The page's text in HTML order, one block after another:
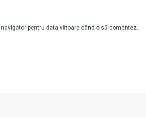
pentru data viitoare când o să comentez.